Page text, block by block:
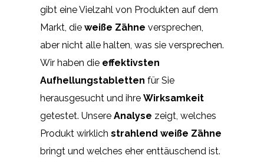
gibt eine Vielzahl von Produkten auf dem
Markt, die weiße Zähne versprechen,
aber nicht alle halten, was sie versprechen.
Wir haben die effektivsten
Aufhellungstabletten für Sie
herausgesucht und ihre Wirksamkeit
getestet. Unsere Analyse zeigt, welches
Produkt wirklich strahlend weiße Zähne
bringt und welches eher enttäuschend ist.